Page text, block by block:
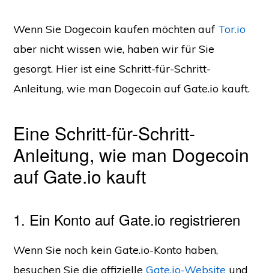
Wenn Sie Dogecoin kaufen möchten auf Tor.io
aber nicht wissen wie, haben wir für Sie
gesorgt. Hier ist eine Schritt-für-Schritt-
Anleitung, wie man Dogecoin auf Gate.io kauft.
Eine Schritt-für-Schritt-
Anleitung, wie man Dogecoin
auf Gate.io kauft
1. Ein Konto auf Gate.io registrieren
Wenn Sie noch kein Gate.io-Konto haben,
besuchen Sie die offizielleGate.io-Website und